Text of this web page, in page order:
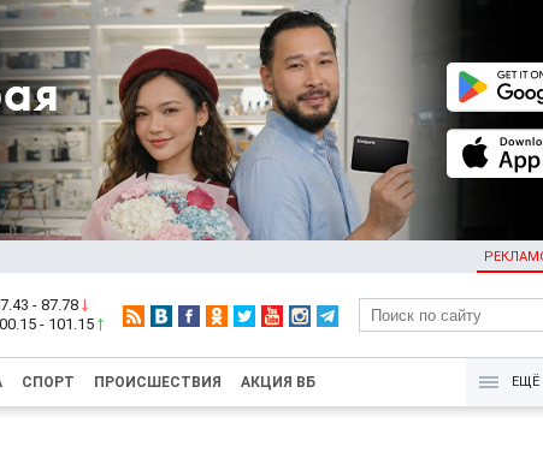
KG
- 87.78
- 101.15
СПОРТ ПРОИСШЕСТВИЯ АКЦИЯ ВБ ЕЩЁ